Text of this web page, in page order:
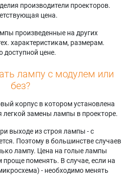
производители проекторов.
цена.
произведенные на других
характеристикам, размерам.
доступной цене.
лампу с модулем или
без?
корпус в котором установлена
легкой замены лампы в проекторе.
выходе из строя лампы - с
Поэтому в большинстве случаев
лампу. Цена на голые лампы
поменять. В случае, если на
- необходимо менять